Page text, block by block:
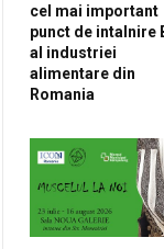
cel mai important
punct de intalnire
al industriei
alimentare din
Romania